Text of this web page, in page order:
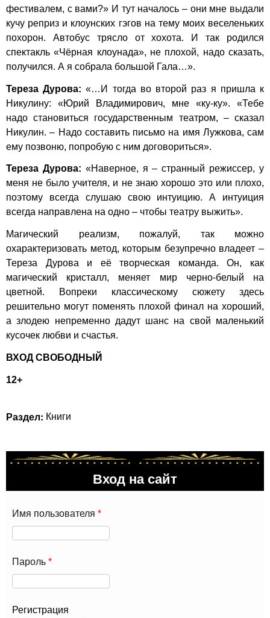
фестивалем, с вами?» И тут началось – они мне выдали
кучу реприз и клоунских гэгов на тему моих веселеньких
похорон. Автобус трясло от хохота. И так родился
спектакль «Чёрная клоунада», не плохой, надо сказать,
получился. А я собрала большой Гала…».
Тереза Дурова: «…И тогда во второй раз я пришла к
Никулину: «Юрий Владимирович, мне «ку-ку». «Тебе
надо становиться государственным театром, – сказал
Никулин. – Надо составить письмо на имя Лужкова, сам
ему позвоню, попробую с ним договориться».
Тереза Дурова: «Наверное, я – странный режиссер, у
меня не было учителя, и не знаю хорошо это или плохо,
поэтому всегда слушаю свою интуицию. А интуиция
всегда направлена на одно – чтобы театру выжить».
Магический реализм, пожалуй, так можно
охарактеризовать метод, которым безупречно владеет –
Тереза Дурова и её творческая команда. Он, как
магический кристалл, меняет мир черно-белый на
цветной. Вопреки классическому сюжету здесь
решительно могут поменять плохой финал на хороший,
а злодею непременно дадут шанс на свой маленький
кусочек любви и счастья.
ВХОД СВОБОДНЫЙ
12+
Раздел: Книги
Вход на сайт
Имя пользователя *
Пароль *
Регистрация